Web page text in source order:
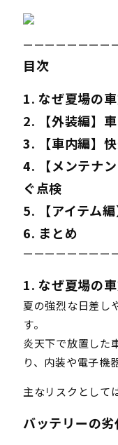
ーーーーーーーー
目次
1. なぜ夏場の
2. 【外装編】
3. 【車内編】
4. 【メンテナ
ぐ点検
5. 【アイテム
6. まとめ
ーーーーーーーー
1. なぜ夏場の
夏の強烈な日差し
す。
炎天下で放置した
り、内装や電子機
主なリスクとして
バッテリーの劣